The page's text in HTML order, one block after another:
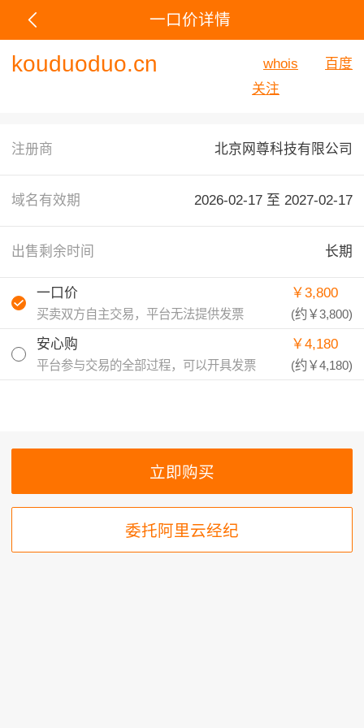
一口价详情
kouduoduo.cn whois
百度
关注
注册商 北京网尊科技有限公司
域名有效期 2026-02-17 至 2027-02-17
出售剩余时间 长期
一口价
买卖双方自主交易，平台无法提供发票
￥3,800
(约￥3,800)
安心购
平台参与交易的全部过程，可以开具发票
￥4,180
(约￥4,180)
委托阿里云经纪